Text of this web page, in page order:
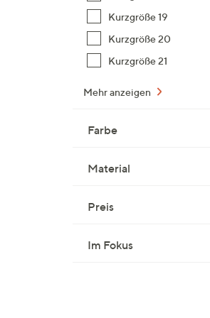
Kurzgröße 19
Kurzgröße 20
Kurzgröße 21
Mehr anzeigen
Farbe
Material
Preis
Im Fokus